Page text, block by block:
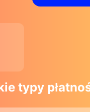
typy